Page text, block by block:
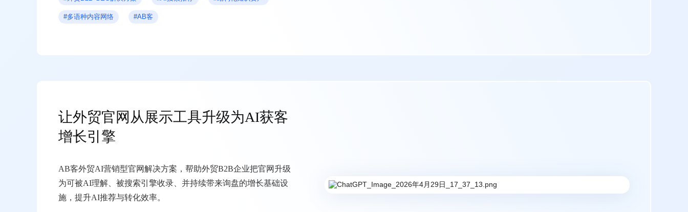
#多语种内容网络 #AB客
让外贸官网从展示工具升级为AI获客
增长引擎
AB客外贸AI营销型官网解决方案，帮助外贸B2B企业把官网升级
为可被AI理解、被搜索引擎收录、并持续带来询盘的增长基础设
施，提升AI推荐与转化效率。